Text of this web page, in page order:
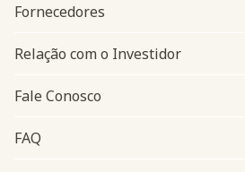
Fornecedores
Relação com o Investidor
Fale Conosco
FAQ